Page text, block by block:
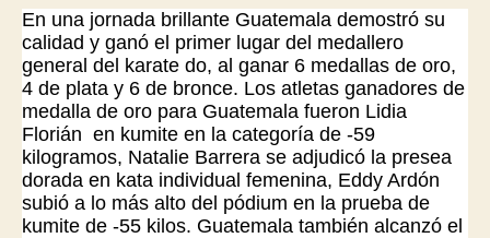
En una jornada brillante Guatemala demostró su
calidad y ganó el primer lugar del medallero
general del karate do, al ganar 6 medallas de oro,
4 de plata y 6 de bronce. Los atletas ganadores de
medalla de oro para Guatemala fueron Lidia
Florián en kumite en la categoría de -59
kilogramos, Natalie Barrera se adjudicó la presea
dorada en kata individual femenina, Eddy Ardón
subió a lo más alto del pódium en la prueba de
kumite de -55 kilos. Guatemala también alcanzó el